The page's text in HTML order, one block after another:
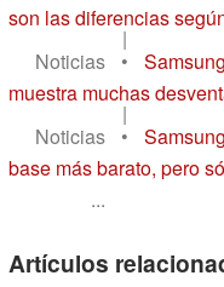
son las diferencias
|
Noticias
•
muestra muchas
|
Noticias
•
base más barato, pero
...
Artículos